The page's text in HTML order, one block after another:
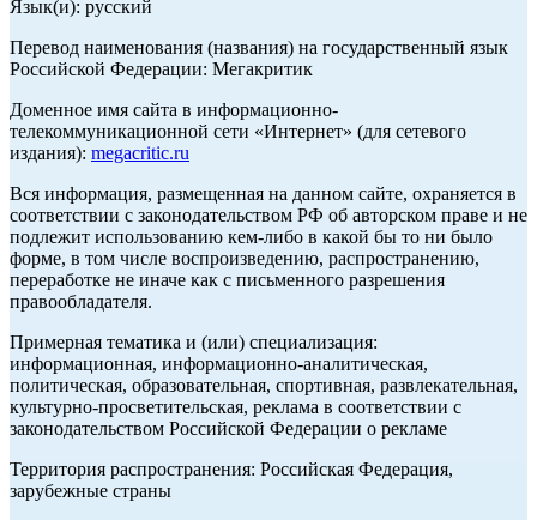
Язык(и): русский
Перевод наименования (названия) на государственный язык
Российской Федерации: Мегакритик
Доменное имя сайта в информационно-
телекоммуникационной сети «Интернет» (для сетевого
издания): megacritic.ru
Вся информация, размещенная на данном сайте, охраняется в
соответствии с законодательством РФ об авторском праве и не
подлежит использованию кем-либо в какой бы то ни было
форме, в том числе воспроизведению, распространению,
переработке не иначе как с письменного разрешения
правообладателя.
Примерная тематика и (или) специализация:
информационная, информационно-аналитическая,
политическая, образовательная, спортивная, развлекательная,
культурно-просветительская, реклама в соответствии с
законодательством Российской Федерации о рекламе
Территория распространения: Российская Федерация,
зарубежные страны